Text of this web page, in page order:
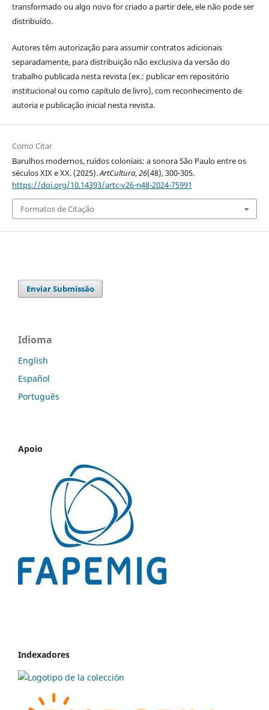
transformado ou algo novo for criado a partir dele, ele não pode ser
distribuído.
Autores têm autorização para assumir contratos adicionais
separadamente, para distribuição não exclusiva da versão do
trabalho publicada nesta revista (ex.: publicar em repositório
institucional ou como capítulo de livro), com reconhecimento de
autoria e publicação inicial nesta revista.
Como Citar
Barulhos modernos, ruídos coloniais: a sonora São Paulo entre os
séculos XIX e XX. (2025).ArtCultura,26(48), 300-305.
https://doi.org/10.14393/artc-v26-n48-2024-75991
Formatos de Citação
Enviar Submissão
Idioma
English
Español
Português
Apoio
Indexadores